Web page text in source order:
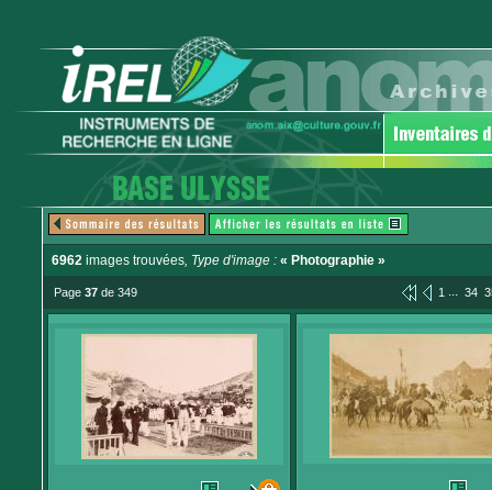
6962 images trouvées, Type d'image : « Photographie »
Page 37 de 349 1 ... 34